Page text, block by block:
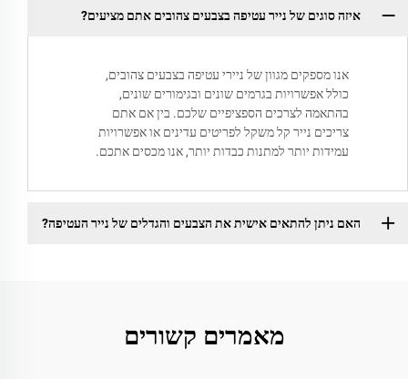
איזה סוגים של נייר עטיפה בצבעים צהובים אתם מציעים?
אנו מספקים מגוון של ניירי עטיפה בצבעים צהובים,
כולל אפשרויות בגרמים שונים ובגימורים שונים,
בהתאמה לצרכים הספציפיים שלכם. בין אם אתם
צריכים נייר קל משקל לפריטים עדינים או אפשרויות
עמידות יותר למתנות כבדות יותר, אנו מכסים אתכם.
האם ניתן להתאים אישית את הצבעים והגדלים של נייר העטיפה?
מאמרים קשורים